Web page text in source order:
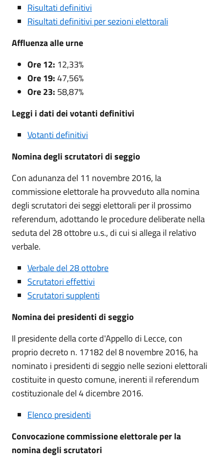
Risultati definitivi
Risultati definitivi per sezioni elettorali
Affluenza alle urne
Ore 12: 12,33%
Ore 19:47,56%
Ore 23: 58,87%
Leggi i dati dei votanti definitivi
Votanti definitivi
Nomina degli scrutatori di seggio
Con adunanza del 11 novembre 2016, la
commissione elettorale ha provveduto alla nomina
degli scrutatori dei seggi elettorali per il prossimo
referendum, adottando le procedure deliberate nella
seduta del 28 ottobre u.s., di cui si allega il relativo
verbale.
Verbale del 28 ottobre
Scrutatori effettivi
Scrutatori supplenti
Nomina dei presidenti di seggio
Il presidente della corte d'Appello di Lecce, con
proprio decreto n. 17182 del 8 novembre 2016, ha
nominato i presidenti di seggio nelle sezioni elettorali
costituite in questo comune, inerenti il referendum
costituzionale del 4 dicembre 2016.
Elenco presidenti
Convocazione commissione elettorale per la
nomina degli scrutatori